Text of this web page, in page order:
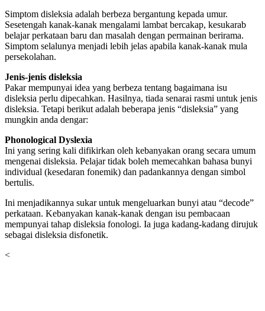
Simptom disleksia adalah berbeza bergantung kepada umur.
Sesetengah kanak-kanak mengalami lambat bercakap, kesukarab
belajar perkataan baru dan masalah dengan permainan berirama.
Simptom selalunya menjadi lebih jelas apabila kanak-kanak mula
persekolahan.
Jenis-jenis disleksia
Pakar mempunyai idea yang berbeza tentang bagaimana isu
disleksia perlu dipecahkan. Hasilnya, tiada senarai rasmi untuk jenis
disleksia. Tetapi berikut adalah beberapa jenis “disleksia” yang
mungkin anda dengar:
Phonological Dyslexia
Ini yang sering kali difikirkan oleh kebanyakan orang secara umum
mengenai disleksia. Pelajar tidak boleh memecahkan bahasa bunyi
individual (kesedaran fonemik) dan padankannya dengan simbol
bertulis.
Ini menjadikannya sukar untuk mengeluarkan bunyi atau “decode”
perkataan. Kebanyakan kanak-kanak dengan isu pembacaan
mempunyai tahap disleksia fonologi. Ia juga kadang-kadang dirujuk
sebagai disleksia disfonetik.
<